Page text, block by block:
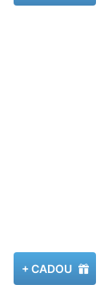
+ CADOU